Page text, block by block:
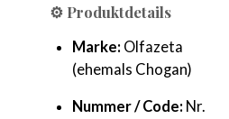
⚙️ Produktdetails
Marke: Olfazeta
(ehemals Chogan)
Nummer / Code: Nr.